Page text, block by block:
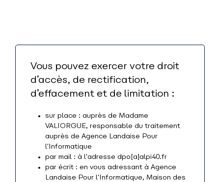
Vous pouvez exercer votre droit
d’accès, de rectification,
d’effacement et de limitation :
sur place : auprès de Madame
VALIORGUE, responsable du traitement
auprès de Agence Landaise Pour
l'Informatique
par mail : à l'adresse dpo[a]alpi40.fr
par écrit : en vous adressant à Agence
Landaise Pour l'Informatique, Maison des